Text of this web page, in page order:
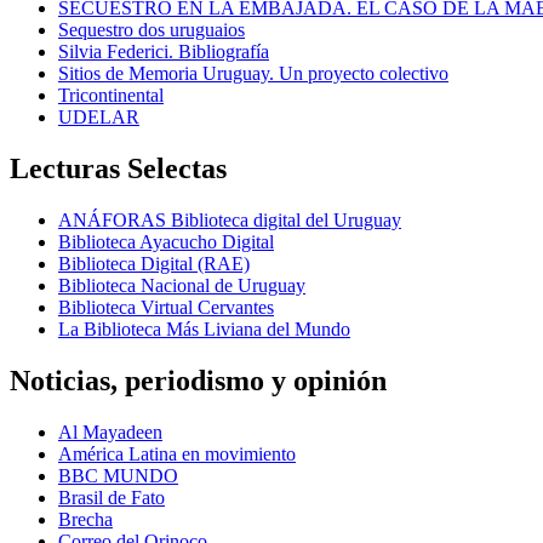
SECUESTRO EN LA EMBAJADA. EL CASO DE LA
Sequestro dos uruguaios
Silvia Federici. Bibliografía
Sitios de Memoria Uruguay. Un proyecto colectivo
Tricontinental
UDELAR
Lecturas Selectas
ANÁFORAS Biblioteca digital del Uruguay
Biblioteca Ayacucho Digital
Biblioteca Digital (RAE)
Biblioteca Nacional de Uruguay
Biblioteca Virtual Cervantes
La Biblioteca Más Liviana del Mundo
Noticias, periodismo y opinión
Al Mayadeen
América Latina en movimiento
BBC MUNDO
Brasil de Fato
Brecha